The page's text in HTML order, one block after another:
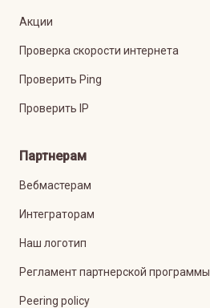
Акции
Проверка скорости интернета
Проверить Ping
Проверить IP
Партнерам
Вебмастерам
Интеграторам
Наш логотип
Регламент партнерской программы
Peering policy